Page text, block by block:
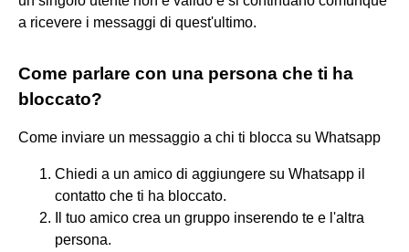
a ricevere i messaggi di quest'ultimo.
Come parlare con una persona che ti ha
bloccato?
Come inviare un messaggio a chi ti blocca su Whatsapp
Chiedi a un amico di aggiungere su Whatsapp il
contatto che ti ha bloccato.
Il tuo amico crea un gruppo inserendo te e l'altra
persona.